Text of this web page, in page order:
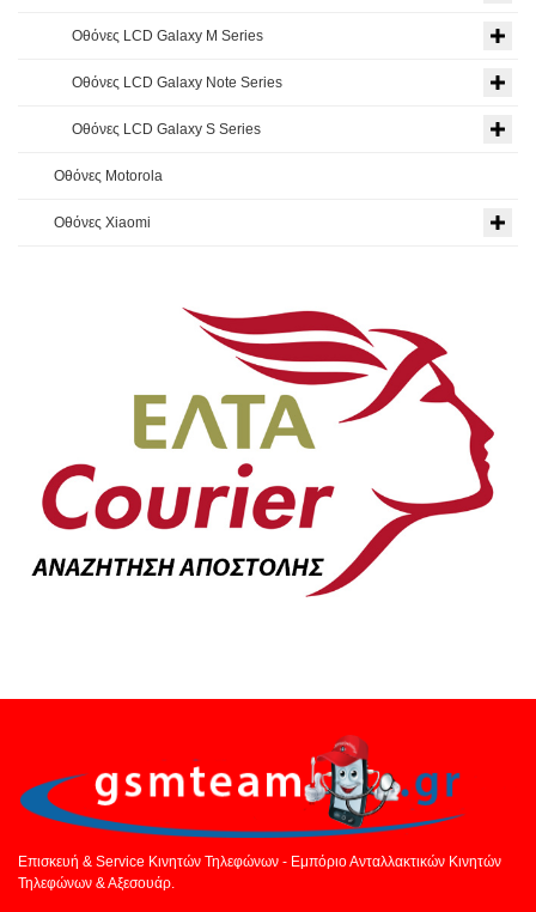
Οθόνες LCD Galaxy M Series
Οθόνες LCD Galaxy Note Series
Οθόνες LCD Galaxy S Series
Οθόνες Motorola
Οθόνες Xiaomi
Επισκευή & Service Κινητών Τηλεφώνων - Εμπόριο Ανταλλακτικών Κινητών
Τηλεφώνων & Αξεσουάρ.